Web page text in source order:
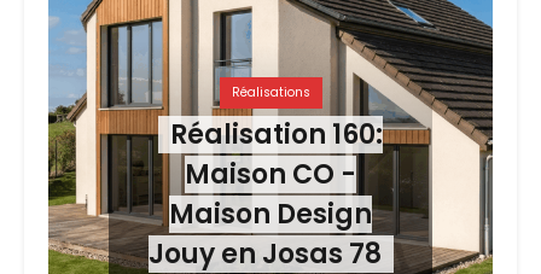
Réalisations
Réalisation 160:
Maison CO -
Maison Design
Jouy en Josas 78